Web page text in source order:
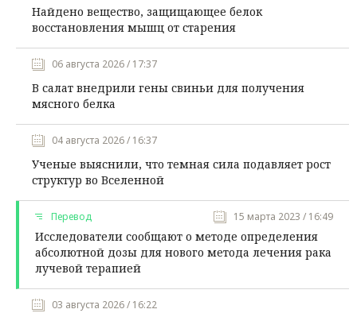
Найдено вещество, защищающее белок
восстановления мышц от старения
06 августа 2026 / 17:37
В салат внедрили гены свиньи для получения
мясного белка
04 августа 2026 / 16:37
Ученые выяснили, что темная сила подавляет рост
структур во Вселенной
Перевод 15 марта 2023 / 16:49
Исследователи сообщают о методе определения
абсолютной дозы для нового метода лечения рака
лучевой терапией
03 августа 2026 / 16:22